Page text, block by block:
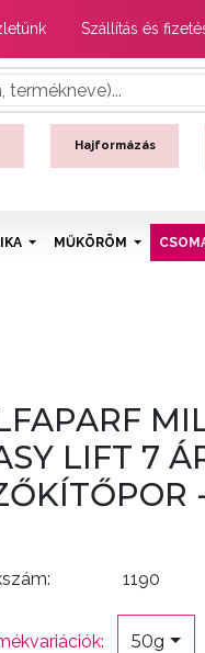
Szállítás és
Hajformázás
MŰKÖRÖM
LIFT 7
1190
50g